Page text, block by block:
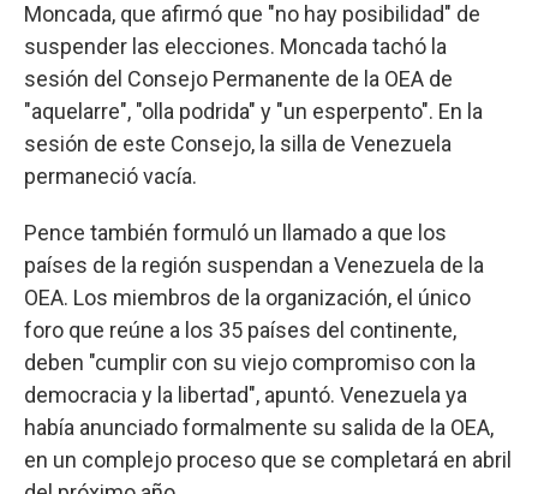
Moncada, que afirmó que "no hay posibilidad" de
suspender las elecciones. Moncada tachó la
sesión del Consejo Permanente de la OEA de
"aquelarre", "olla podrida" y "un esperpento". En la
sesión de este Consejo, la silla de Venezuela
permaneció vacía.
Pence también formuló un llamado a que los
países de la región suspendan a Venezuela de la
OEA. Los miembros de la organización, el único
foro que reúne a los 35 países del continente,
deben "cumplir con su viejo compromiso con la
democracia y la libertad", apuntó. Venezuela ya
había anunciado formalmente su salida de la OEA,
en un complejo proceso que se completará en abril